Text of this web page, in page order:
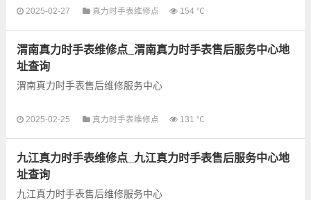
以下是古锋网为您整理的宜昌真力时手表售后服务网点和优质维
2025-02-27 真力时手表维修点 154 ℃
渭南真力时手表维修点_渭南真力时手表售后服务中心地
址查询
渭南真力时手表售后维修服务中心
以下是古锋网为您整理的渭南真力时手表售后服务网点和优质维
2025-02-25 真力时手表维修点 131 ℃
九江真力时手表维修点_九江真力时手表售后服务中心地
址查询
九江真力时手表售后维修服务中心